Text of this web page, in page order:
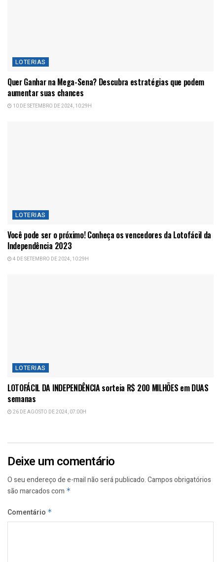
LOTERIAS
Quer Ganhar na Mega-Sena? Descubra estratégias que podem
aumentar suas chances
10 DE SETEMBRO DE 2024, 10:29H
LOTERIAS
Você pode ser o próximo! Conheça os vencedores da Lotofácil da
Independência 2023
4 DE SETEMBRO DE 2024, 10:29H
LOTERIAS
LOTOFÁCIL DA INDEPENDÊNCIA sorteia R$ 200 MILHÕES em DUAS
semanas
26 DE AGOSTO DE 2024, 07:00H
Deixe um comentário
O seu endereço de e-mail não será publicado.Campos obrigatórios
são marcados com *
Comentário *